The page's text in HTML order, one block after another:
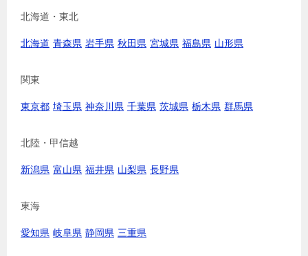
北海道・東北
北海道 青森県 岩手県 秋田県 宮城県 福島県 山形県
関東
東京都 埼玉県 神奈川県 千葉県 茨城県 栃木県 群馬県
北陸・甲信越
新潟県 富山県 福井県 山梨県 長野県
東海
愛知県 岐阜県 静岡県 三重県